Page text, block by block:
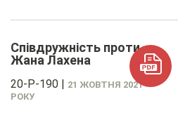
Співдружність проти
Жана Лахена
20-P-190 | 21 ЖОВТНЯ 2021
РОКУ